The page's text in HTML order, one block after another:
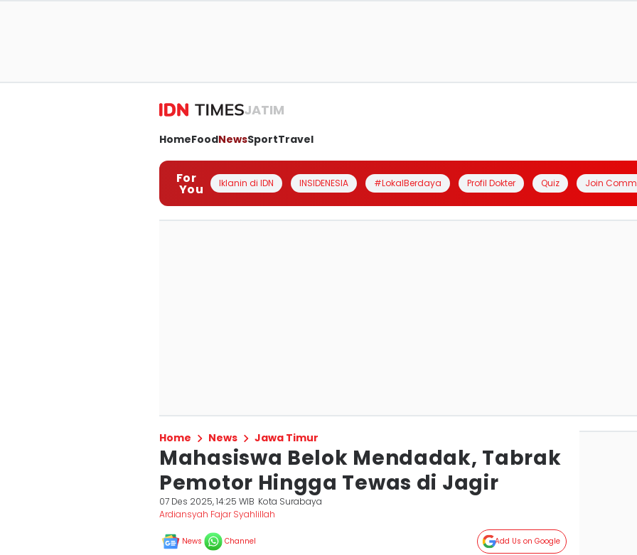
JATIM
HomeFoodNewsSportTravel
For
You Iklanin di IDN INSIDENESIA #LokalBerdaya Profil Dokter Quiz Join
Home News Jawa Timur
Mahasiswa Belok Mendadak, Tabrak
Pemotor Hingga Tewas di Jagir
07 Des 2025, 14:25 WIB Kota Surabaya
Ardiansyah Fajar Syahlillah
News Channel Add Us on Google